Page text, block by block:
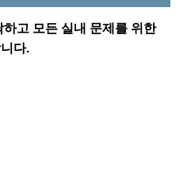
고 모든 실내 문제를 위한
다.